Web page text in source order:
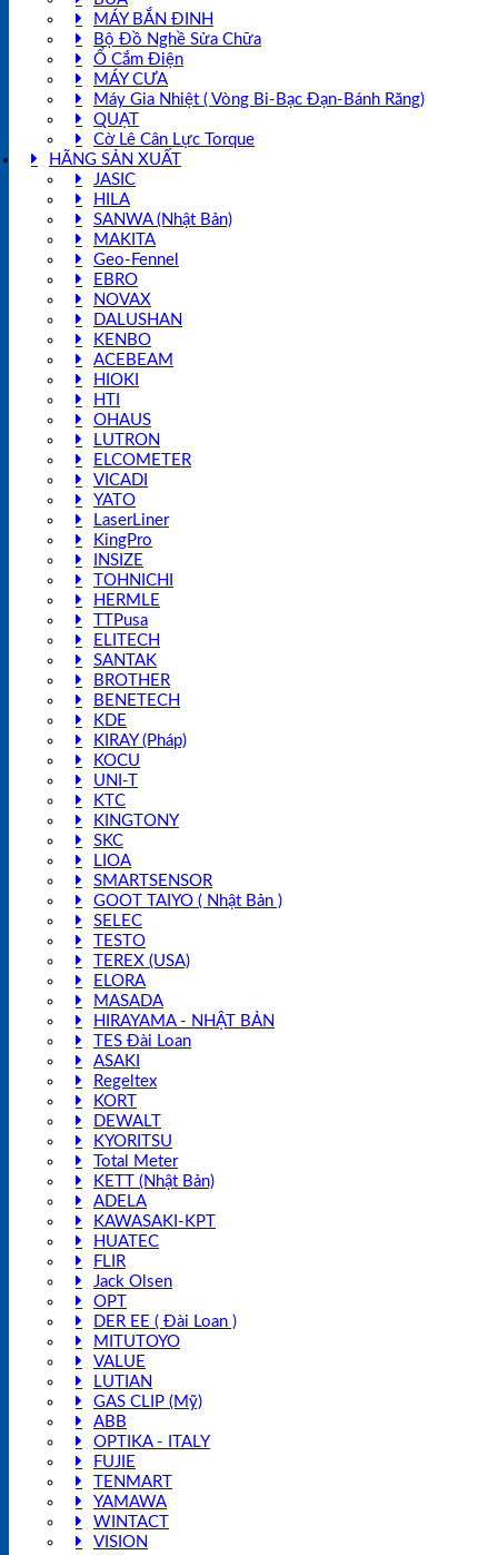
MÁY BẮN ĐINH
Bộ Đồ Nghề Sửa Chữa
Ổ Cắm Điện
MÁY CƯA
Máy Gia Nhiệt ( Vòng Bi-Bạc Đạn-Bánh Răng)
QUẠT
Cờ Lê Cân Lực Torque
HÃNG SẢN XUẤT
JASIC
HILA
SANWA (Nhật Bản)
MAKITA
Geo-Fennel
EBRO
NOVAX
DALUSHAN
KENBO
ACEBEAM
HIOKI
HTI
OHAUS
LUTRON
ELCOMETER
VICADI
YATO
LaserLiner
KingPro
INSIZE
TOHNICHI
HERMLE
TTPusa
ELITECH
SANTAK
BROTHER
BENETECH
KDE
KIRAY (Pháp)
KOCU
UNI-T
KTC
KINGTONY
SKC
LIOA
SMARTSENSOR
GOOT TAIYO ( Nhật Bản )
SELEC
TESTO
TEREX (USA)
ELORA
MASADA
HIRAYAMA - NHẬT BẢN
TES Đài Loan
ASAKI
Regeltex
KORT
DEWALT
KYORITSU
Total Meter
KETT (Nhật Bản)
ADELA
KAWASAKI-KPT
HUATEC
FLIR
Jack Olsen
OPT
DER EE ( Đài Loan )
MITUTOYO
VALUE
LUTIAN
GAS CLIP (Mỹ)
ABB
OPTIKA - ITALY
FUJIE
TENMART
YAMAWA
WINTACT
VISION